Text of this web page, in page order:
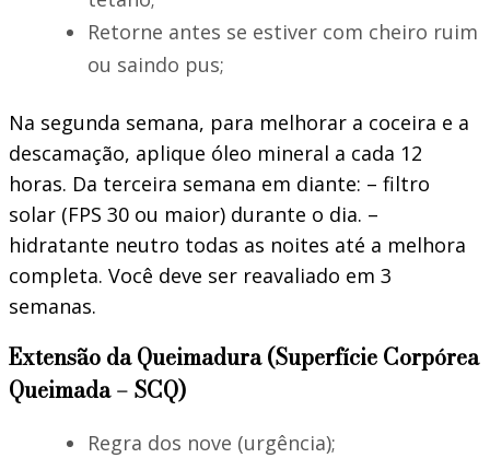
Retorne antes se estiver com cheiro ruim
ou saindo pus;
Na segunda semana, para melhorar a coceira e a
descamação, aplique óleo mineral a cada 12
horas. Da terceira semana em diante: – filtro
solar (FPS 30 ou maior) durante o dia. –
hidratante neutro todas as noites até a melhora
completa. Você deve ser reavaliado em 3
semanas.
Extensão da Queimadura (Superfície Corpórea
Queimada – SCQ)
Regra dos nove (urgência);